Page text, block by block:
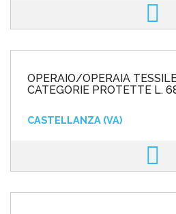
OPERAIO/OPERAIA
CATEGORIE PROTETTE L.
CASTELLANZA (VA)